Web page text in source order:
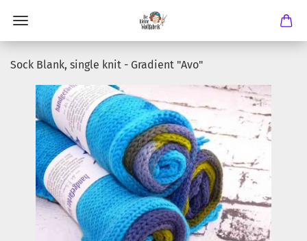
Sock Blank, single knit - Gradient "Avo"